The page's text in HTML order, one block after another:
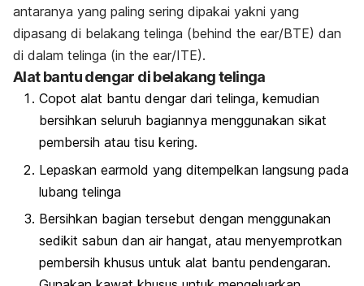
antaranya yang paling sering dipakai yakni yang
dipasang di belakang telinga (behind the ear/BTE) dan
di dalam telinga (in the ear/ITE).
Alat bantu dengar di belakang telinga
Copot alat bantu dengar dari telinga, kemudian
bersihkan seluruh bagiannya menggunakan sikat
pembersih atau tisu kering.
Lepaskan earmold yang ditempelkan langsung pada
lubang telinga
Bersihkan bagian tersebut dengan menggunakan
sedikit sabun dan air hangat, atau menyemprotkan
pembersih khusus untuk alat bantu pendengaran.